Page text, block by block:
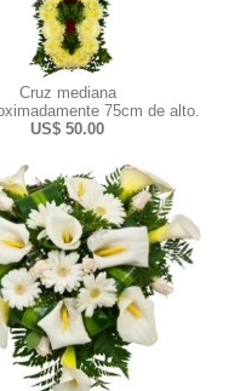
Cruz mediana
75cm de alto.
US$ 50.00